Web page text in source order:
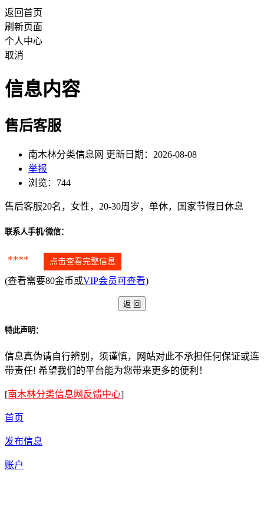
返回首页
刷新页面
个人中心
取消
信息内容
售后客服
南木林分类信息网 更新日期：2026-08-08
举报
浏览：744
售后客服20名，女性，20-30周岁，单休，国家节假日休息
联系人手机/微信：
**** 点击查看完整信息
(查看需要80金币或VIP会员可查看)
特此声明：
信息真伪请自行辨别，须谨慎，网站对此不承担任何保证或连
带责任! 希望我们的平台能为您带来更多的便利！
[南木林分类信息网反馈中心]
首页
发布信息
账户